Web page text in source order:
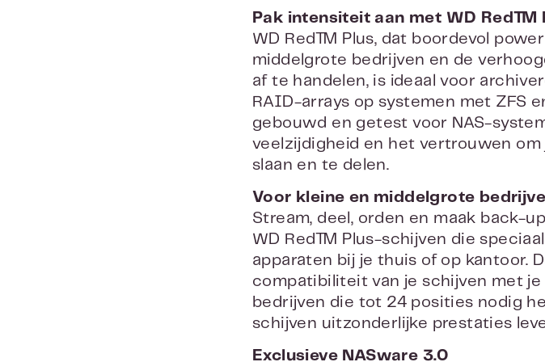
Pak intensiteit aan met WD Red™
WD Red™ Plus, dat boordevol
middelgrote bedrijven en de
af te handelen, is ideaal voor
RAID-arrays op systemen met ZFS
gebouwd en getest voor NAS-
veelzijdigheid en het vertrouwen
slaan en te delen.
Voor kleine en middelgrote
Stream, deel, orden en maak back-
WD Red™ Plus-schijven die
apparaten bij je thuis of op kantoor.
compatibiliteit van je schijven met
bedrijven die tot 24 posities nodig
schijven uitzonderlijke prestaties
Exclusieve NASware 3.0